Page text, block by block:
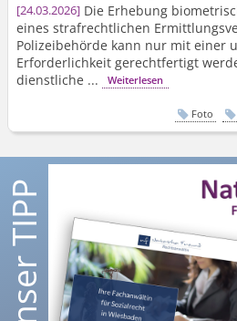
24.03.2026 Die Erhebung
eines strafrechtlichen
Polizeibehörde kann nur mit einer
Erforderlichkeit gerechtfertigt
dienstliche ...
Weiterlesen
Foto